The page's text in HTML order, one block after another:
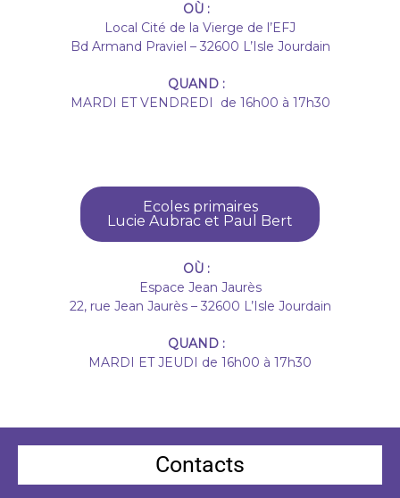
OÙ :
Local Cité de la Vierge de l’EFJ
Bd Armand Praviel – 32600 L’Isle Jourdain
QUAND :
MARDI ET VENDREDI de 16h00 à 17h30
Ecoles primaires
Lucie Aubrac et Paul Bert
OÙ :
Espace Jean Jaurès
22, rue Jean Jaurès – 32600 L’Isle Jourdain
QUAND :
MARDI ET JEUDI de 16h00 à 17h30
Contacts